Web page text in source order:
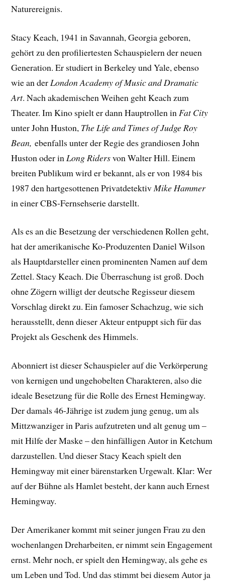
Naturereignis.
Stacy Keach, 1941 in Savannah, Georgia geboren,
gehört zu den profiliertesten Schauspielern der neuen
Generation. Er studiert in Berkeley und Yale, ebenso
wie an der London Academy of Music and Dramatic
Art. Nach akademischen Weihen geht Keach zum
Theater. Im Kino spielt er dann Hauptrollen in Fat City
unter John Huston, The Life and Times of Judge Roy
Bean,ebenfalls unter der Regie des grandiosen John
Huston oder in Long Ridersvon Walter Hill. Einem
breiten Publikum wird er bekannt, als er von 1984 bis
1987 den hartgesottenen Privatdetektiv Mike Hammer
in einer CBS-Fernsehserie darstellt.
Als es an die Besetzung der verschiedenen Rollen geht,
hat der amerikanische Ko-Produzenten Daniel Wilson
als Hauptdarsteller einen prominenten Namen auf dem
Zettel. Stacy Keach. Die Überraschung ist groß. Doch
ohne Zögern willigt der deutsche Regisseur diesem
Vorschlag direkt zu. Ein famoser Schachzug, wie sich
herausstellt, denn dieser Akteur entpuppt sich für das
Projekt als Geschenk des Himmels.
Abonniert ist dieser Schauspieler auf die Verkörperung
von kernigen und ungehobelten Charakteren, also die
ideale Besetzung für die Rolle des Ernest Hemingway.
Der damals 46-Jährige ist zudem jung genug, um als
Mittzwanziger in Paris aufzutreten und alt genug um –
mit Hilfe der Maske – den hinfälligen Autor in Ketchum
darzustellen. Und dieser Stacy Keach spielt den
Hemingway mit einer bärenstarken Urgewalt. Klar: Wer
auf der Bühne als Hamlet besteht, der kann auch Ernest
Hemingway.
Der Amerikaner kommt mit seiner jungen Frau zu den
wochenlangen Dreharbeiten, er nimmt sein Engagement
ernst. Mehr noch, er spielt den Hemingway, als gehe es
um Leben und Tod. Und das stimmt bei diesem Autor ja